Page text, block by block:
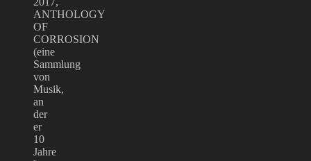
ANTHOLOGY
OF
CORROSION
(eine
Sammlung
von
Musik,
an
der
er
10
Jahre